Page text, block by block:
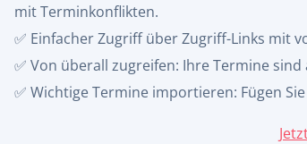
mit Terminkonflikten.
✅ Einfacher Zugriff über Zugriff-Links mit
✅ Von überall zugreifen: Ihre Termine
✅ Wichtige Termine importieren: Fügen